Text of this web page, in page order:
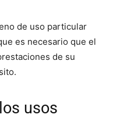
de uso particular
es necesario que el
de su
usos